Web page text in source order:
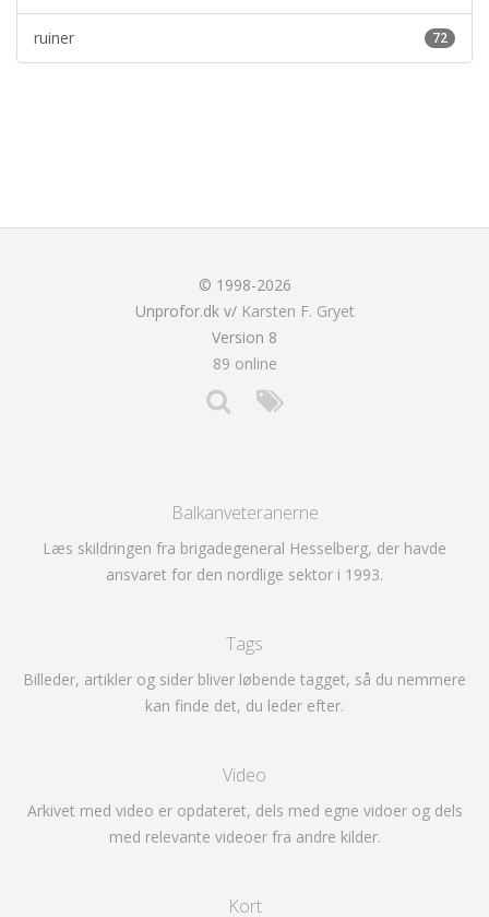
72
ruiner
© 1998-2026
Unprofor.dk v/ Karsten F. Gryet
Version 8
89 online
Balkanveteranerne
Læs skildringen fra brigadegeneral Hesselberg, der havde
ansvaret for den nordlige sektor i 1993.
Tags
Billeder, artikler og sider bliver løbende tagget, så du nemmere
kan finde det, du leder efter.
Video
Arkivet med video er opdateret, dels med egne vidoer og dels
med relevante videoer fra andre kilder.
Kort